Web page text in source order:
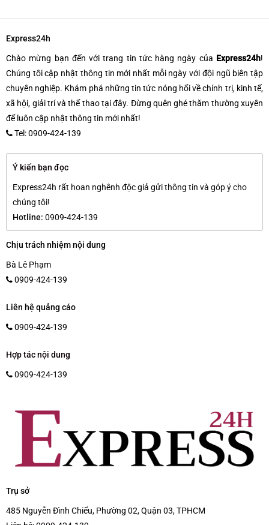
Express24h
Chào mừng bạn đến với trang tin tức hàng ngày của Express24h!
Chúng tôi cập nhật thông tin mới nhất mỗi ngày với đội ngũ biên tập
chuyên nghiệp. Khám phá những tin tức nóng hổi về chính trị, kinh tế,
xã hội, giải trí và thể thao tại đây. Đừng quên ghé thăm thường xuyên
để luôn cập nhật thông tin mới nhất!
Tel: 0909-424-139
Ý kiến bạn đọc
Express24h rất hoan nghênh độc giả gửi thông tin và góp ý cho
chúng tôi!
Hotline: 0909-424-139
Chịu trách nhiệm nội dung
Bà Lê Phạm
0909-424-139
Liên hệ quảng cáo
0909-424-139
Hợp tác nội dung
0909-424-139
Trụ sở
485 Nguyễn Đình Chiểu, Phường 02, Quận 03, TPHCM